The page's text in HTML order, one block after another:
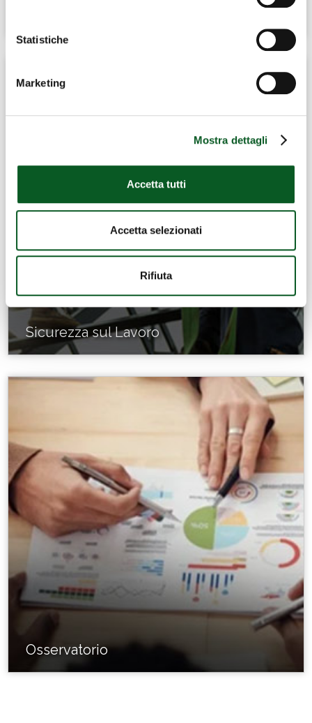
Statistiche
Marketing
Mostra dettagli
Accetta tutti
Accetta selezionati
Rifiuta
Sicurezza sul Lavoro
Osservatorio